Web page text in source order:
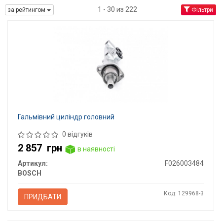
за рейтингом 1 - 30 из 222 Фільтри
Гальмівний циліндр головний
0 відгуків
2 857 грн
в наявності
Артикул:
F026003484
BOSCH
ПРИДБАТИ Код: 129968-3